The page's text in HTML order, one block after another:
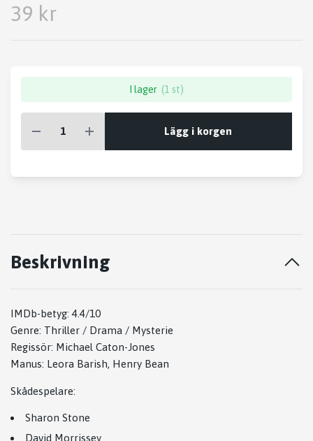
39 kr
I lager (1 st)
Lägg i korgen
Beskrivning
IMDb-betyg: 4.4/10
Genre: Thriller / Drama / Mysterie
Regissör: Michael Caton-Jones
Manus: Leora Barish, Henry Bean
Skådespelare:
Sharon Stone
David Morrissey